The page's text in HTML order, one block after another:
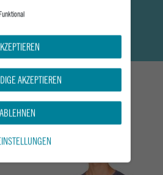
AUCH GEFALLEN
AKZEPTIEREN